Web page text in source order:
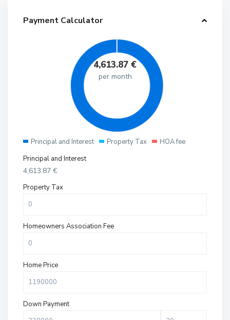
Payment Calculator
4,613.87 €
per month
Principal and Interest Property Tax
HOA fee
Principal and Interest
4,613.87 €
Property Tax
Homeowners Association Fee
Home Price
Down Payment